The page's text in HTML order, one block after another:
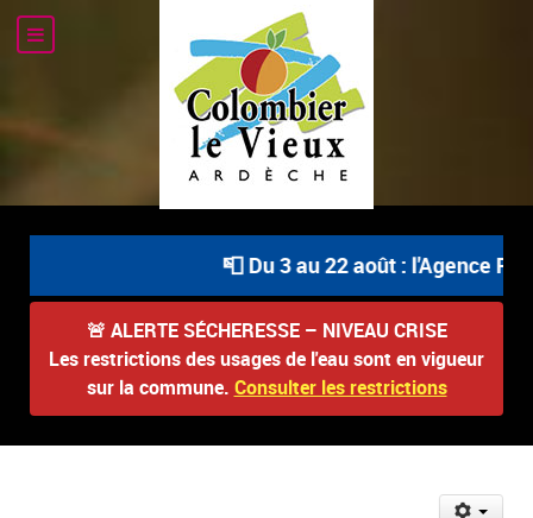
📮 Du 3 au 22 août : l'Agence
🚨 ALERTE SÉCHERESSE – NIVEAU CRISE
Les restrictions des usages de l'eau sont en vigueur
sur la commune. Consulter les restrictions